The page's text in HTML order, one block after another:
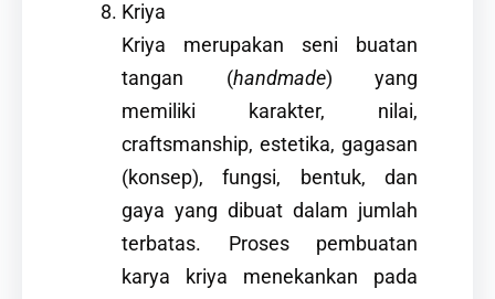
Kriya
Kriya merupakan seni buatan
tangan (handmade) yang
memiliki karakter, nilai,
craftsmanship, estetika, gagasan
(konsep), fungsi, bentuk, dan
gaya yang dibuat dalam jumlah
terbatas. Proses pembuatan
karya kriya menekankan pada